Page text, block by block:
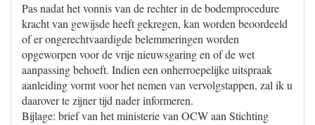
Pas nadat het vonnis van de rechter in de bodemprocedure
kracht van gewijsde heeft gekregen, kan worden beoordeeld
of er ongerechtvaardigde belemmeringen worden
opgeworpen voor de vrije nieuwsgaring en of de wet
aanpassing behoeft. Indien een onherroepelijke uitspraak
aanleiding vormt voor het nemen van vervolgstappen, zal ik u
daarover te zijner tijd nader informeren.
Bijlage: brief van het ministerie van OCW aan Stichting